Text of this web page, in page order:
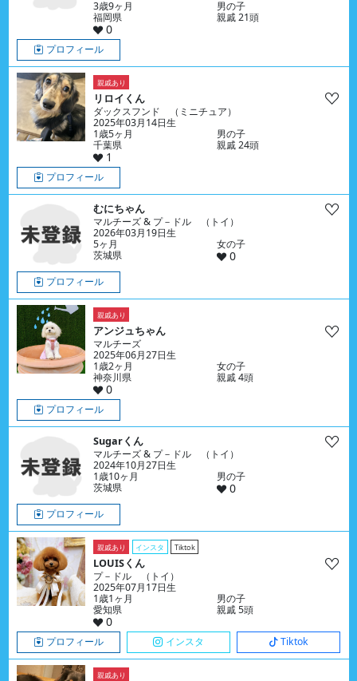
3歳9ヶ月
男の子
福岡県
親戚 21頭
0
プロフィール
親戚あり
リロイくん
ダックスフンド （ミニチュア）
2025年03月14日生
1歳5ヶ月
男の子
千葉県
親戚 24頭
1
プロフィール
むにちゃん
マルチーズ & プ－ドル （トイ）
2026年03月19日生
5ヶ月
女の子
茨城県
0
プロフィール
親戚あり
アンジュちゃん
マルチーズ
2025年06月27日生
1歳2ヶ月
女の子
神奈川県
親戚 4頭
0
プロフィール
Sugarくん
マルチーズ & プ－ドル （トイ）
2024年10月27日生
1歳10ヶ月
男の子
茨城県
0
プロフィール
親戚あり インスタ Tiktok
LOUISくん
プ－ドル （トイ）
2025年07月17日生
1歳1ヶ月
男の子
愛知県
親戚 5頭
0
プロフィール インスタ Tiktok
親戚あり